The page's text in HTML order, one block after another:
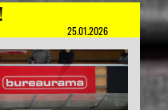
25.01.2026